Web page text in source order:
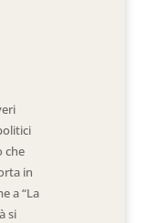
che
in
a “La
si